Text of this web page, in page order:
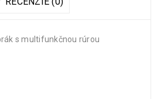
s multifunkčnou rúrou